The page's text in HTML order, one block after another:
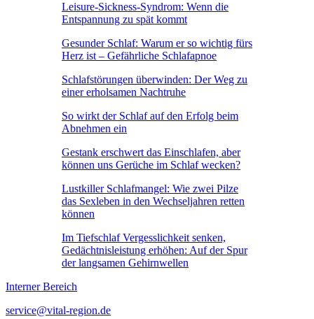
Leisure-Sickness-Syndrom: Wenn die
Entspannung zu spät kommt
Gesunder Schlaf: Warum er so wichtig fürs
Herz ist – Gefährliche Schlafapnoe
Schlafstörungen überwinden: Der Weg zu
einer erholsamen Nachtruhe
So wirkt der Schlaf auf den Erfolg beim
Abnehmen ein
Gestank erschwert das Einschlafen, aber
können uns Gerüche im Schlaf wecken?
Lustkiller Schlafmangel: Wie zwei Pilze
das Sexleben in den Wechseljahren retten
können
Im Tiefschlaf Vergesslichkeit senken,
Gedächtnisleistung erhöhen: Auf der Spur
der langsamen Gehirnwellen
Interner Bereich
service@vital-region.de